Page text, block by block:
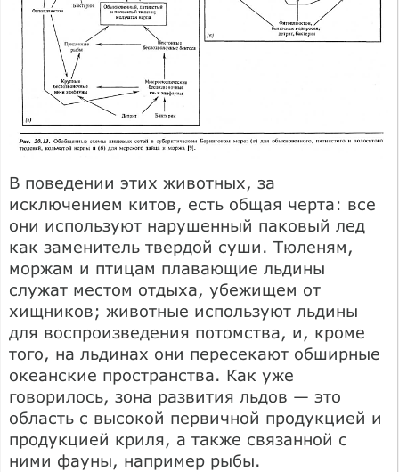
В поведении этих животных, за
исключением китов, есть общая черта: все
они используют нарушенный паковый лед
как заменитель твердой суши. Тюленям,
моржам и птицам плавающие льдины
служат местом отдыха, убежищем от
хищников; животные используют льдины
для воспроизведения потомства, и, кроме
того, на льдинах они пересекают обширные
океанские пространства. Как уже
говорилось, зона развития льдов — это
область с высокой первичной продукцией и
продукцией криля, а также связанной с
ними фауны, например рыбы.